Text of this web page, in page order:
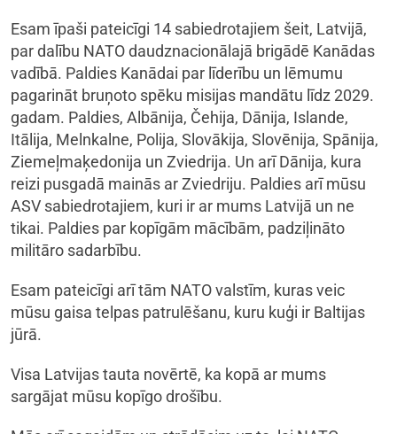
Esam īpaši pateicīgi 14 sabiedrotajiem šeit, Latvijā,
par dalību NATO daudznacionālajā brigādē Kanādas
vadībā. Paldies Kanādai par līderību un lēmumu
pagarināt bruņoto spēku misijas mandātu līdz 2029.
gadam. Paldies, Albānija, Čehija, Dānija, Islande,
Itālija, Melnkalne, Polija, Slovākija, Slovēnija, Spānija,
Ziemeļmaķedonija un Zviedrija. Un arī Dānija, kura
reizi pusgadā mainās ar Zviedriju. Paldies arī mūsu
ASV sabiedrotajiem, kuri ir ar mums Latvijā un ne
tikai. Paldies par kopīgām mācībām, padziļināto
militāro sadarbību.
Esam pateicīgi arī tām NATO valstīm, kuras veic
mūsu gaisa telpas patrulēšanu, kuru kuģi ir Baltijas
jūrā.
Visa Latvijas tauta novērtē, ka kopā ar mums
sargājat mūsu kopīgo drošību.